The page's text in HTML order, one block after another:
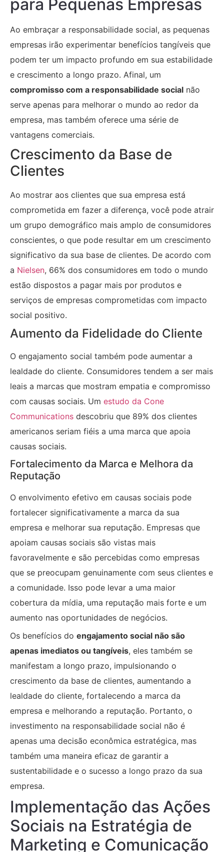
para Pequenas Empresas
Ao embraçar a responsabilidade social, as pequenas
empresas irão experimentar benefícios tangíveis que
podem ter um impacto profundo em sua estabilidade
e crescimento a longo prazo. Afinal, um
compromisso com a responsabilidade social não
serve apenas para melhorar o mundo ao redor da
empresa, mas também oferece uma série de
vantagens comerciais.
Crescimento da Base de
Clientes
Ao mostrar aos clientes que sua empresa está
comprometida em fazer a diferença, você pode atrair
um grupo demográfico mais amplo de consumidores
conscientes, o que pode resultar em um crescimento
significativo da sua base de clientes. De acordo com
a Nielsen, 66% dos consumidores em todo o mundo
estão dispostos a pagar mais por produtos e
serviços de empresas comprometidas com impacto
social positivo.
Aumento da Fidelidade do Cliente
O engajamento social também pode aumentar a
lealdade do cliente. Consumidores tendem a ser mais
leais a marcas que mostram empatia e compromisso
com causas sociais. Um estudo da Cone
Communications descobriu que 89% dos clientes
americanos seriam fiéis a uma marca que apoia
causas sociais.
Fortalecimento da Marca e Melhora da
Reputação
O envolvimento efetivo em causas sociais pode
fortalecer significativamente a marca da sua
empresa e melhorar sua reputação. Empresas que
apoiam causas sociais são vistas mais
favoravelmente e são percebidas como empresas
que se preocupam genuinamente com seus clientes e
a comunidade. Isso pode levar a uma maior
cobertura da mídia, uma reputação mais forte e um
aumento nas oportunidades de negócios.
Os benefícios do engajamento social não são
apenas imediatos ou tangíveis, eles também se
manifestam a longo prazo, impulsionando o
crescimento da base de clientes, aumentando a
lealdade do cliente, fortalecendo a marca da
empresa e melhorando a reputação. Portanto, o
investimento na responsabilidade social não é
apenas uma decisão econômica estratégica, mas
também uma maneira eficaz de garantir a
sustentabilidade e o sucesso a longo prazo da sua
empresa.
Implementação das Ações
Sociais na Estratégia de
Marketing e Comunicação